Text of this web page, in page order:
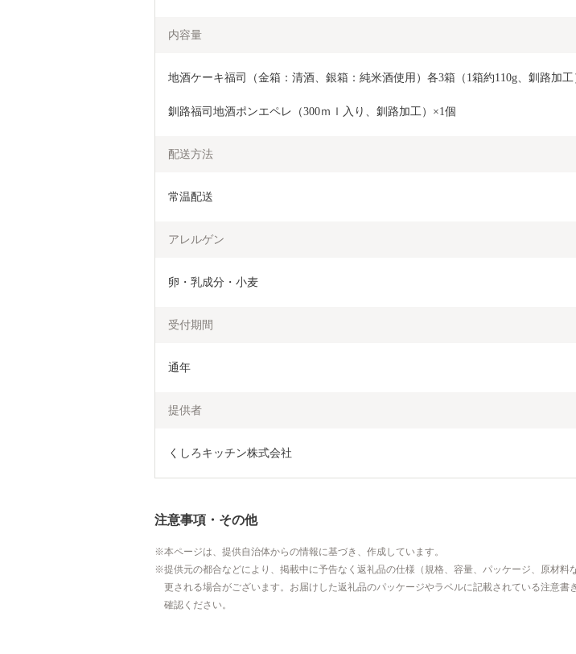
内容量
地酒ケーキ福司（金箱：清酒、銀箱：純米酒使用）各3箱（1箱約110g、釧路加工
釧路福司地酒ポンエペレ（300ｍｌ入り、釧路加工）×1個
配送方法
常温配送
アレルゲン
卵・乳成分・小麦
受付期間
通年
提供者
くしろキッチン株式会社
注意事項・その他
本ページは、提供自治体からの情報に基づき、作成しています。
提供元の都合などにより、掲載中に予告なく返礼品の仕様（規格、容量、パッケージ、原材料
更される場合がございます。お届けした返礼品のパッケージやラベルに記載されている注意書
確認ください。